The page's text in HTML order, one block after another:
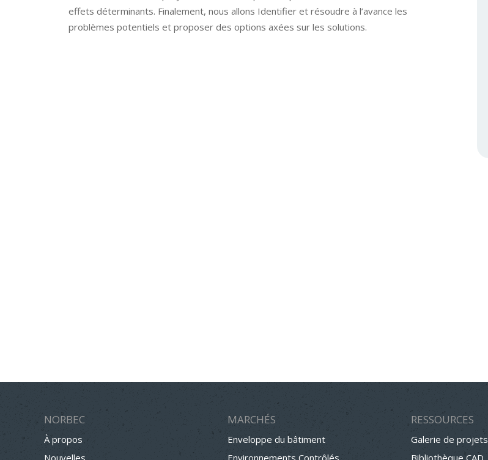
effets déterminants. Finalement, nous allons Identifier et résoudre à l’avance les
problèmes potentiels et proposer des options axées sur les solutions.
NORBEC
À propos
Nouvelles
MARCHÉS
Enveloppe du bâtiment
Environnements Contrôlés
RESSOURCES
Galerie de projets
Bibliothèque CAD